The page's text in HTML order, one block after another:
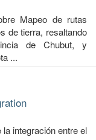
Mapeo de rutas
de tierra, resaltando
de Chubut, y
...
integración entre el